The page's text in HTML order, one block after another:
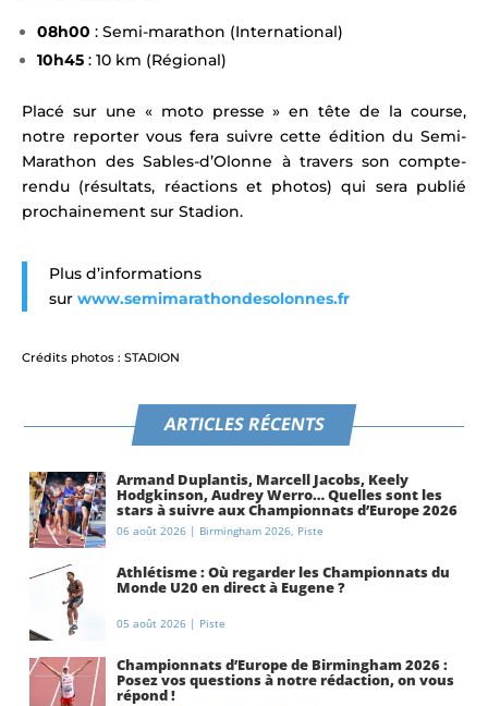
08h00 : Semi-marathon (International)
10h45 : 10 km (Régional)
Placé sur une « moto presse » en tête de la course,
notre reporter vous fera suivre cette édition du Semi-
Marathon des Sables-d’Olonne à travers son compte-
rendu (résultats, réactions et photos) qui sera publié
prochainement sur Stadion.
Plus d’informations
sur www.semimarathondesolonnes.fr
Crédits photos : STADION
ARTICLES RÉCENTS
Armand Duplantis, Marcell Jacobs, Keely
Hodgkinson, Audrey Werro… Quelles sont les
stars à suivre aux Championnats d’Europe 2026
à Birmingham ?
06 août 2026 | Birmingham 2026, Piste
Athlétisme : Où regarder les Championnats du
Monde U20 en direct à Eugene ?
05 août 2026 | Piste
Championnats d’Europe de Birmingham 2026 :
Posez vos questions à notre rédaction, on vous
répond !